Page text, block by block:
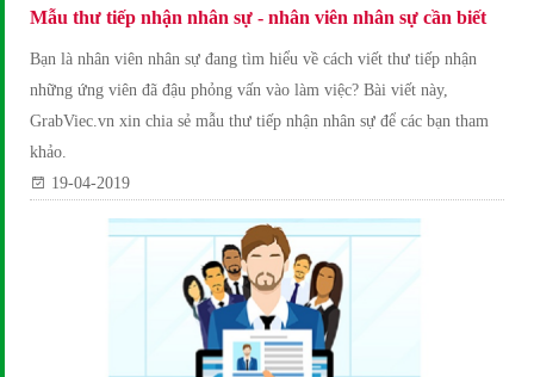
Mẫu thư tiếp nhận nhân sự - nhân viên nhân sự cần biết
Bạn là nhân viên nhân sự đang tìm hiểu về cách viết thư tiếp nhận
những ứng viên đã đậu phỏng vấn vào làm việc? Bài viết này,
GrabViec.vn xin chia sẻ mẫu thư tiếp nhận nhân sự để các bạn tham
khảo.
19-04-2019